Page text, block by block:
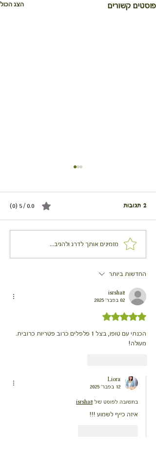
פוסטים קשורים הצג הכול
ספרינג רולס - דפי אורז
ממולאים
2 תגובות 0.0 / 5 ‏(0)
מזמינים אותך לדרג ולהגיב...
החדשות ביותר
isrsha8
02 בפבר׳ 2025
דירוג של 5 מתוך 5 כוכבים
הכנתי עם טופו, בצל 1 פלפלים כרוב פטריות כרובית.
מעולה!
Liora
12 בפבר׳ 2025
בתשובה לפוסט של isrsha8
איזה כייף לשמוע !!!